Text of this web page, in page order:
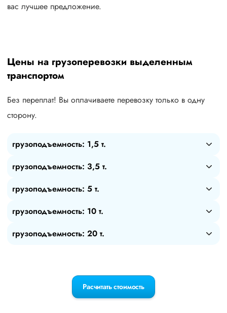
вас лучшее предложение.
Цены на грузоперевозки выделенным
транспортом
Без переплат! Вы оплачиваете перевозку только в одну
сторону.
грузоподъемность: 1,5 т.
грузоподъемность: 3,5 т.
грузоподъемность: 5 т.
грузоподъемность: 10 т.
грузоподъемность: 20 т.
Расчитать стоимость